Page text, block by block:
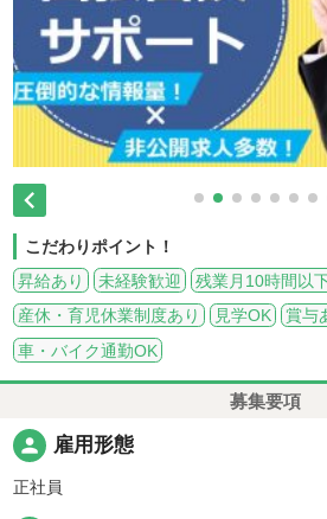

こだわりポイント！
昇給あり
未経験歓迎
残業月10時間以
産休・育児休業制度あり
見学OK
賞与
車・バイク通勤OK
募集要項
person 雇用形態
正社員